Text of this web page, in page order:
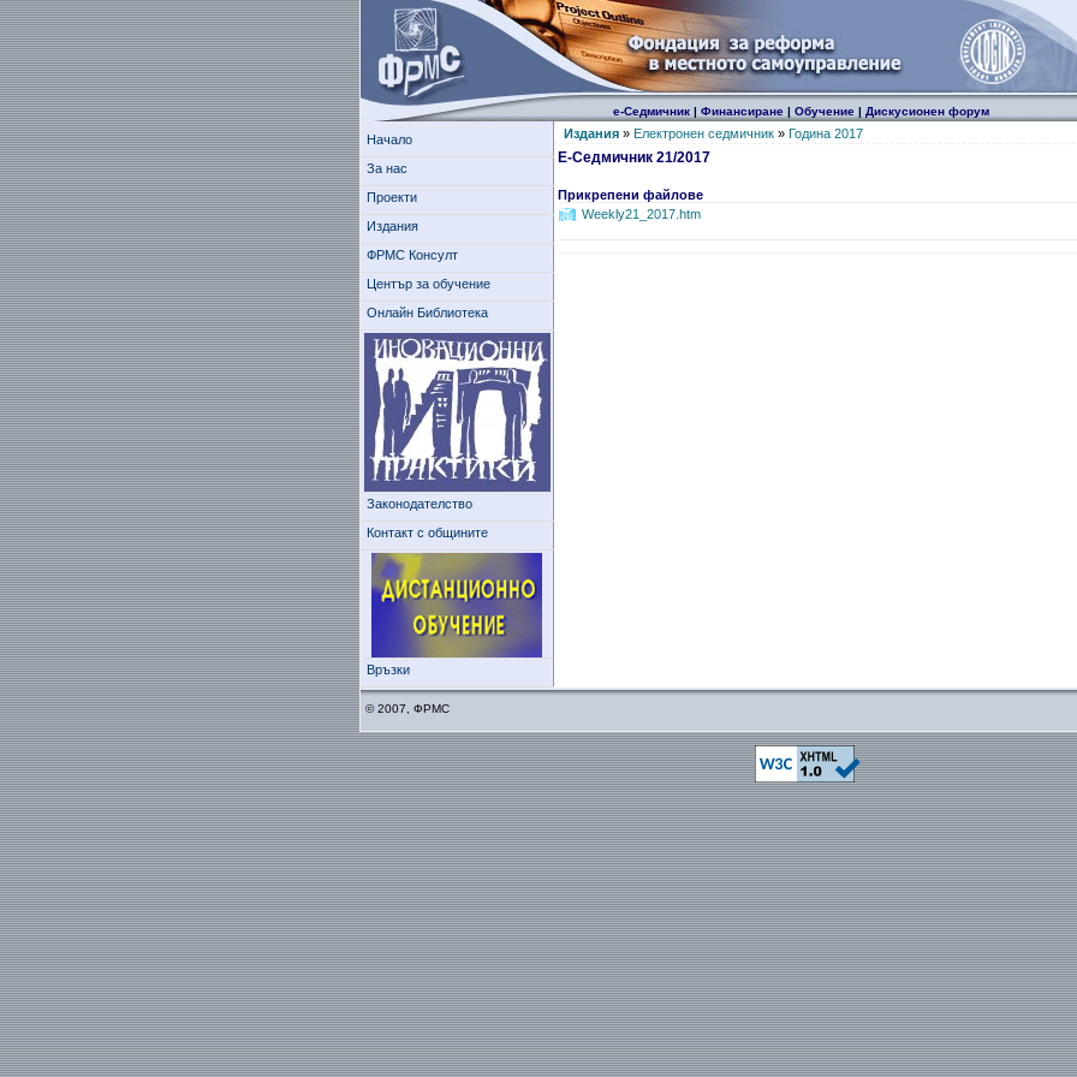
е-Седмичник| Финансиране| Обучение| Дискусионен форум
Начало
За нас
Проекти
Издания
ФРМС Консулт
Център за обучение
Онлайн Библиотека
Законодателство
Контакт с общините
Връзки
Издания» Електронен седмичник» Година 2017
Е-Седмичник 21/2017
Прикрепени файлове
Weekly21_2017.htm
© 2007, ФРМС